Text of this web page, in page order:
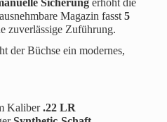
Sicherung erhöht die
Magazin fasst 5
zuverlässige Zuführung.
der Büchse ein modernes,
Kaliber.22 LR